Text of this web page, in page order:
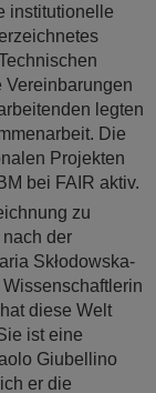
institutionelle
Vereinbarungen
legten
Die
Projekten
bei FAIR aktiv.
zu
der
Skłodowska-
diese Welt
ist eine
Giubellino
er die